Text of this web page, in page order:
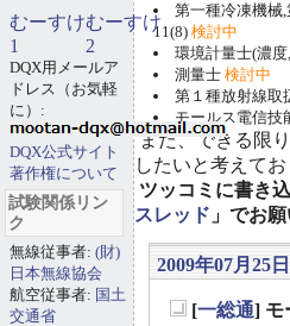
第一種冷凍機械
11(8) 検討中
環境計量士(濃
測量士 検討中
第１種放射線取
モールス電信技
また、できる限り
したいと考えてお
ツッコミに書き
スレッド 」でお願
2009年07月25
[一総通] モ
むーすけ
1
むーすけ
2
DQX用メールア
ドレス（お気軽
に）:
DQX公式サイト
著作権について
試験関係リン
ク
無線従事者: (財)
日本無線協会
航空従事者: 国土
交通省